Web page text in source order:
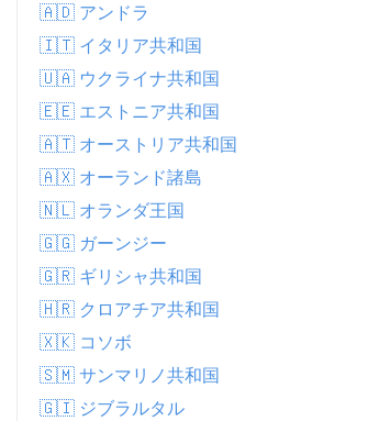
🇦🇩 アンドラ
🇮🇹 イタリア共和国
🇺🇦 ウクライナ共和国
🇪🇪 エストニア共和国
🇦🇹 オーストリア共和国
🇦🇽 オーランド諸島
🇳🇱 オランダ王国
🇬🇬 ガーンジー
🇬🇷 ギリシャ共和国
🇭🇷 クロアチア共和国
🇽🇰 コソボ
🇸🇲 サンマリノ共和国
🇬🇮 ジブラルタル